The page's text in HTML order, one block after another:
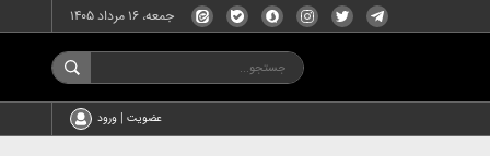
جمعه، ۱۶ مرداد ۱۴۰۵
عضویت | ورود